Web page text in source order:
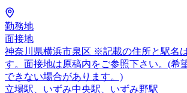
勤務地
面接地
神奈川県横浜市泉区 ※記載の住所と駅名
す。面接地は原稿内をご参照下さい。(希
できない場合があります。)
立場駅、いずみ中央駅、いずみ野駅